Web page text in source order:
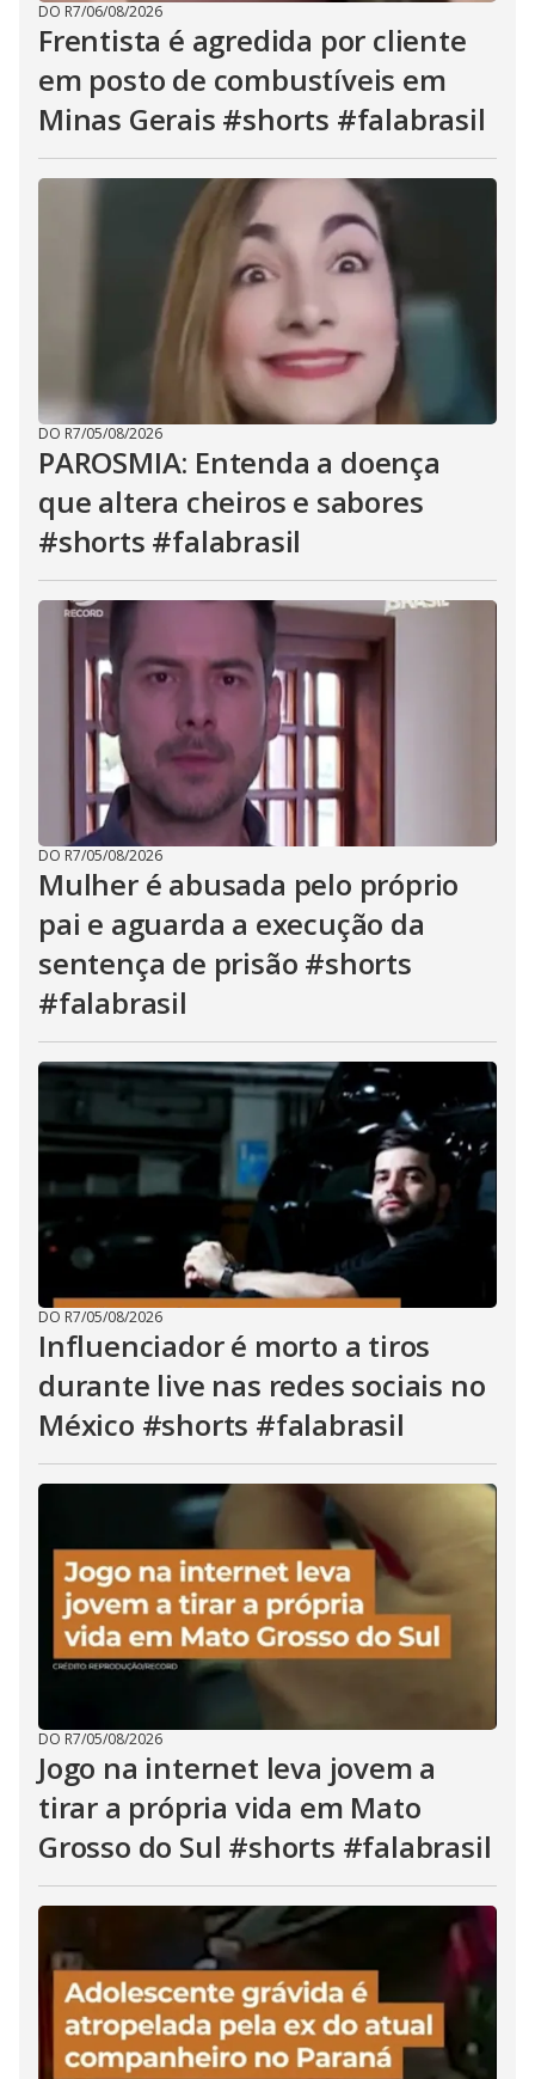
DO R7/06/08/2026
Frentista é agredida por cliente
em posto de combustíveis em
Minas Gerais #shorts #falabrasil
DO R7/05/08/2026
PAROSMIA: Entenda a doença
que altera cheiros e sabores
#shorts #falabrasil
DO R7/05/08/2026
Mulher é abusada pelo próprio
pai e aguarda a execução da
sentença de prisão #shorts
#falabrasil
DO R7/05/08/2026
Influenciador é morto a tiros
durante live nas redes sociais no
México #shorts #falabrasil
DO R7/05/08/2026
Jogo na internet leva jovem a
tirar a própria vida em Mato
Grosso do Sul #shorts #falabrasil